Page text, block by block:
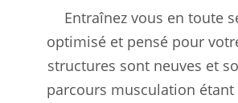
Entraînez vous en toute
optimisé et pensé pour
structures sont neuves et
parcours musculation étant